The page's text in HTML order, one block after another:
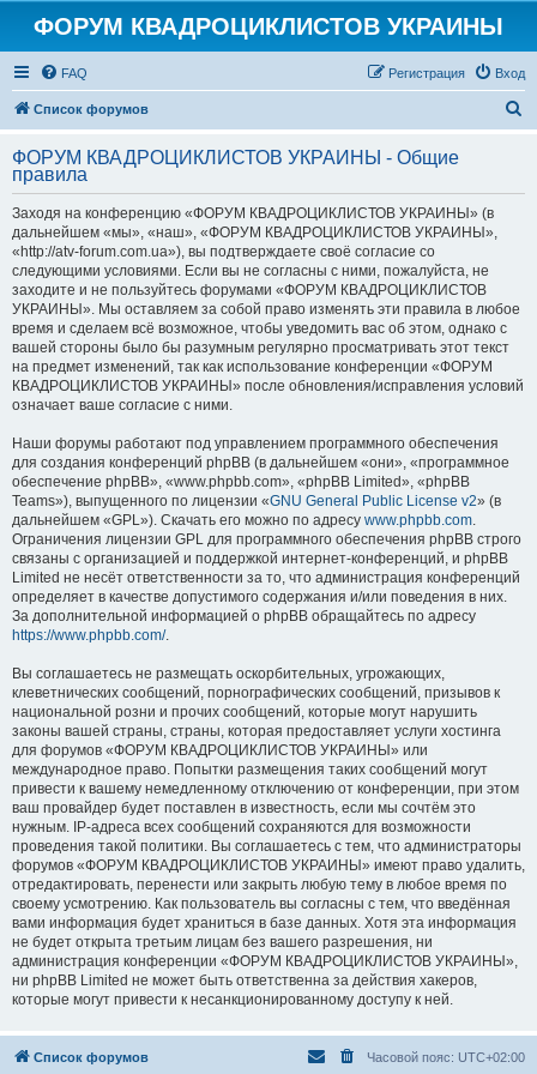
ФОРУМ КВАДРОЦИКЛИСТОВ УКРАИНЫ
FAQ Вход
Регистрация
Список форумов
с
ФОРУМ КВАДРОЦИКЛИСТОВ УКРАИНЫ - Общие
правила
Заходя на конференцию «ФОРУМ КВАДРОЦИКЛИСТОВ УКРАИНЫ» (в
дальнейшем «мы», «наш», «ФОРУМ КВАДРОЦИКЛИСТОВ УКРАИНЫ»,
«http://atv-forum.com.ua»), вы подтверждаете своё согласие со
следующими условиями. Если вы не согласны с ними, пожалуйста, не
заходите и не пользуйтесь форумами «ФОРУМ КВАДРОЦИКЛИСТОВ
УКРАИНЫ». Мы оставляем за собой право изменять эти правила в любое
время и сделаем всё возможное, чтобы уведомить вас об этом, однако с
вашей стороны было бы разумным регулярно просматривать этот текст
на предмет изменений, так как использование конференции «ФОРУМ
КВАДРОЦИКЛИСТОВ УКРАИНЫ» после обновления/исправления условий
означает ваше согласие с ними.
Наши форумы работают под управлением программного обеспечения
для создания конференций phpBB (в дальнейшем «они», «программное
обеспечение phpBB», «www.phpbb.com», «phpBB Limited», «phpBB
Teams»), выпущенного по лицензии «GNU General Public License v2» (в
дальнейшем «GPL»). Скачать его можно по адресу www.phpbb.com.
Ограничения лицензии GPL для программного обеспечения phpBB строго
связаны с организацией и поддержкой интернет-конференций, и phpBB
Limited не несёт ответственности за то, что администрация конференций
определяет в качестве допустимого содержания и/или поведения в них.
За дополнительной информацией о phpBB обращайтесь по адресу
https://www.phpbb.com/.
Вы соглашаетесь не размещать оскорбительных, угрожающих,
клеветнических сообщений, порнографических сообщений, призывов к
национальной розни и прочих сообщений, которые могут нарушить
законы вашей страны, страны, которая предоставляет услуги хостинга
для форумов «ФОРУМ КВАДРОЦИКЛИСТОВ УКРАИНЫ» или
международное право. Попытки размещения таких сообщений могут
привести к вашему немедленному отключению от конференции, при этом
ваш провайдер будет поставлен в известность, если мы сочтём это
нужным. IP-адреса всех сообщений сохраняются для возможности
проведения такой политики. Вы соглашаетесь с тем, что администраторы
форумов «ФОРУМ КВАДРОЦИКЛИСТОВ УКРАИНЫ» имеют право удалить,
отредактировать, перенести или закрыть любую тему в любое время по
своему усмотрению. Как пользователь вы согласны с тем, что введённая
вами информация будет храниться в базе данных. Хотя эта информация
не будет открыта третьим лицам без вашего разрешения, ни
администрация конференции «ФОРУМ КВАДРОЦИКЛИСТОВ УКРАИНЫ»,
ни phpBB Limited не может быть ответственна за действия хакеров,
которые могут привести к несанкционированному доступу к ней.
Список форумов Часовой пояс: UTC+02:00